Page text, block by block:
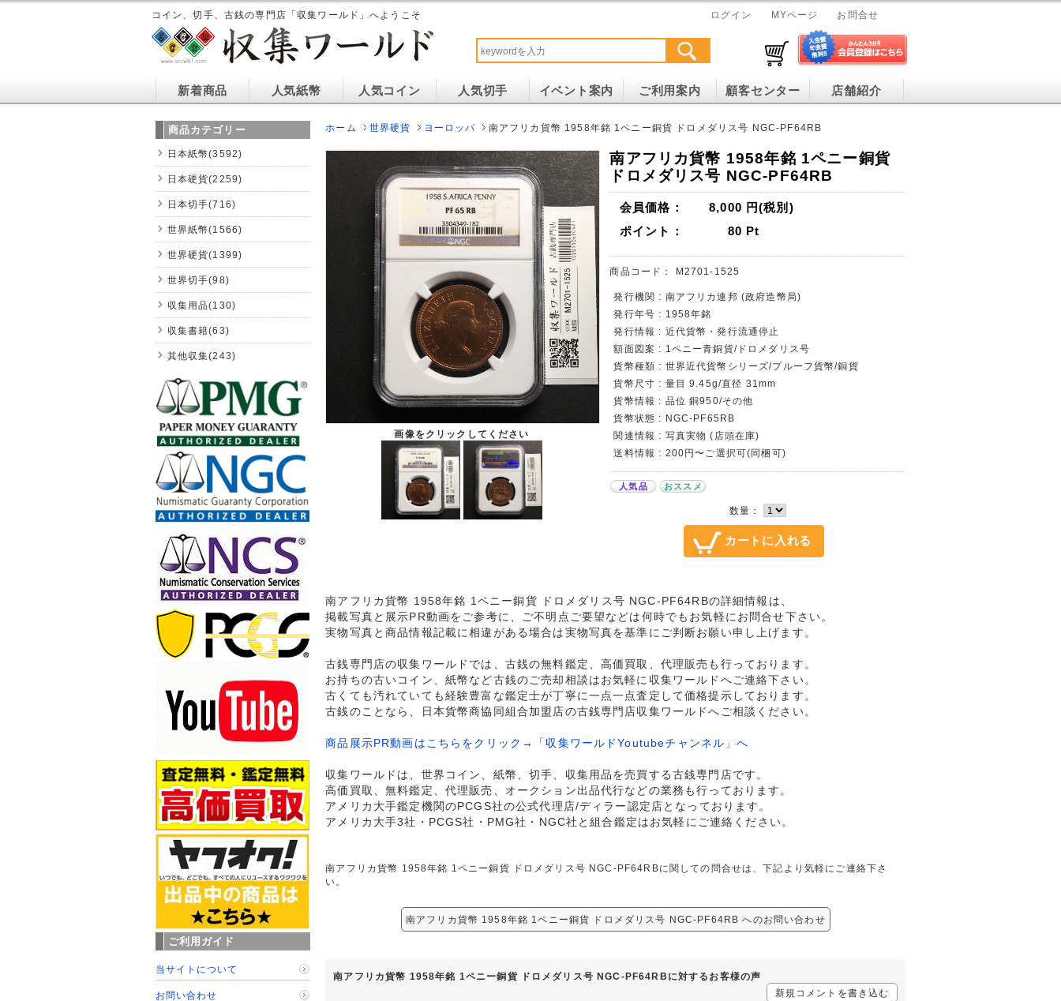
コイン、切手、古銭の専門店「収集ワールド」へようこそ ログイン MYページ お問合せ
新着商品 人気紙幣 人気コイン 人気切手 イベント案内 ご利用案内 顧客センター 店舗紹介
ホーム 世界硬貨 ヨーロッパ 南アフリカ貨幣 1958年銘 1ペニー銅貨 ドロメダリス号 NGC-PF64RB
画像をクリックしてください
南アフリカ貨幣 1958年銘 1ペニー銅貨
ドロメダリス号 NGC-PF64RB
会員価格： 8,000 円(税別)
ポイント：
80 Pt
商品コード： M2701-1525
発行機関 : 南アフリカ連邦 (政府造幣局)
発行年号 : 1958年銘
発行情報 : 近代貨幣・発行流通停止
額面図案 : 1ペニー青銅貨/ドロメダリス号
貨幣種類 : 世界近代貨幣シリーズ/プルーフ貨幣/銅貨
貨幣尺寸 : 量目 9.45g/直径 31mm
貨幣情報 : 品位 銅950/その他
貨幣状態 : NGC-PF65RB
関連情報 : 写真実物 (店頭在庫)
送料情報 : 200円〜ご選択可(同梱可)
人気品 おススメ
数量：
南アフリカ貨幣 1958年銘 1ペニー銅貨 ドロメダリス号 NGC-PF64RBの詳細情報は、
掲載写真と展示PR動画をご参考に、ご不明点ご要望などは何時でもお気軽にお問合せ下さい。
実物写真と商品情報記載に相違がある場合は実物写真を基準にご判断お願い申し上げます。
古銭専門店の収集ワールドでは、古銭の無料鑑定、高価買取、代理販売も行っております。
お持ちの古いコイン、紙幣など古銭のご売却相談はお気軽に収集ワールドへご連絡下さい。
古くても汚れていても経験豊富な鑑定士が丁寧に一点一点査定して価格提示しております。
古銭のことなら、日本貨幣商協同組合加盟店の古銭専門店収集ワールドへご相談ください。
商品展示PR動画はこちらをクリック→「収集ワールドYoutubeチャンネル」へ
収集ワールドは、世界コイン、紙幣、切手、収集用品を売買する古銭専門店です。
高価買取、無料鑑定、代理販売、オークション出品代行などの業務も行っております。
アメリカ大手鑑定機関のPCGS社の公式代理店/ディラー認定店となっております。
アメリカ大手3社・PCGS社・PMG社・NGC社と組合鑑定はお気軽にご連絡ください。
南アフリカ貨幣 1958年銘 1ペニー銅貨 ドロメダリス号 NGC-PF64RBに関しての問合せは、下記より気軽にご連絡下さ
い。
南アフリカ貨幣 1958年銘 1ペニー銅貨 ドロメダリス号 NGC-PF64RB へのお問い合わせ
南アフリカ貨幣 1958年銘 1ペニー銅貨 ドロメダリス号 NGC-PF64RBに対するお客様の声
新規コメントを書き込む
商品カテゴリー
日本紙幣(3592)
日本硬貨(2259)
日本切手(716)
世界紙幣(1566)
世界硬貨(1399)
世界切手(98)
収集用品(130)
収集書籍(63)
其他収集(243)
ご利用ガイド
当サイトについて
お問い合わせ